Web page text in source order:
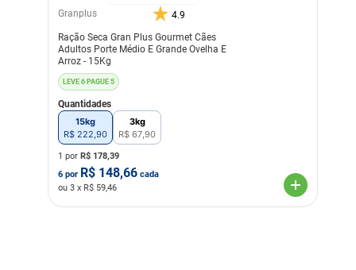
Granplus 4.9
Ração Seca Gran Plus Gourmet Cães
Adultos Porte Médio E Grande Ovelha E
Arroz - 15Kg
LEVE 6 PAGUE 5
Quantidades
15kg
R$ 222,90
3kg
R$ 67,90
1 por R$ 178,39
6 por R$ 148,66 cada
ou 3 x R$ 59,46